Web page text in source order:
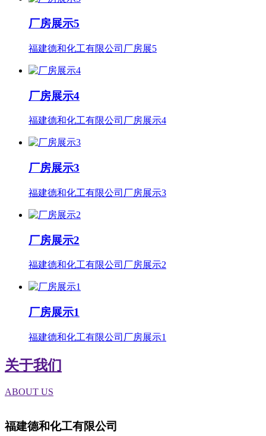
厂房展示5
福建德和化工有限公司厂房展5
厂房展示4
福建德和化工有限公司厂房展示4
厂房展示3
福建德和化工有限公司厂房展示3
厂房展示2
福建德和化工有限公司厂房展示2
厂房展示1
福建德和化工有限公司厂房展示1
关于我们
ABOUT US
福建德和化工有限公司